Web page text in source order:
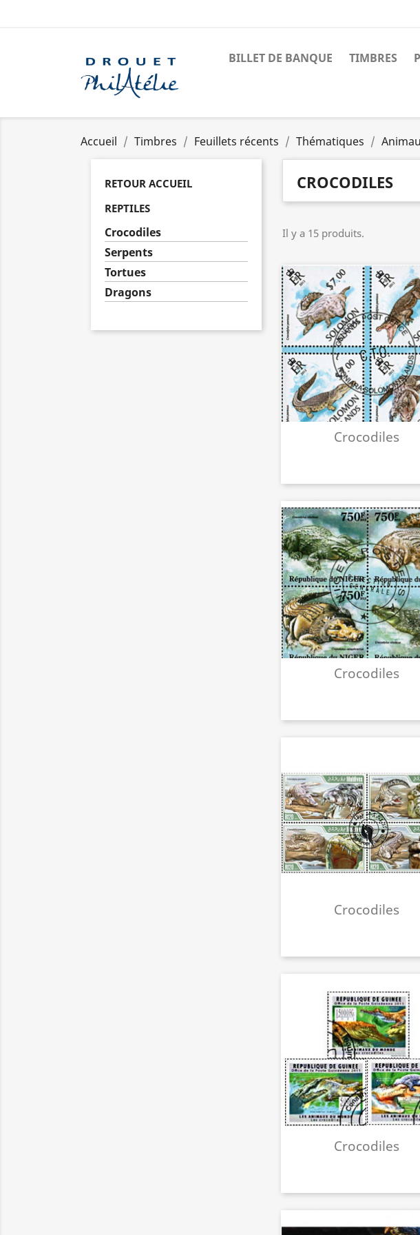
BILLET DE BANQUE TIMBRES
Accueil Timbres Feuillets récents Thématiques
RETOUR ACCUEIL
REPTILES
Crocodiles
Serpents
Tortues
Dragons
CROCODILES
Il y a 15 produits.
Crocodiles
Crocodiles
Crocodiles
Crocodiles